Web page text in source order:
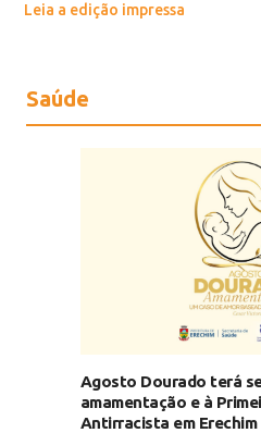
Leia a edição impressa
Saúde
Agosto Dourado terá
amamentação e à
Antirracista em Erechim